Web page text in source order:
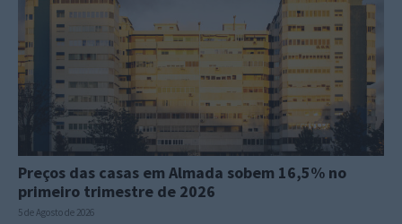
Preços das casas em Almada sobem 16,5% no
primeiro trimestre de 2026
5 de Agosto de 2026